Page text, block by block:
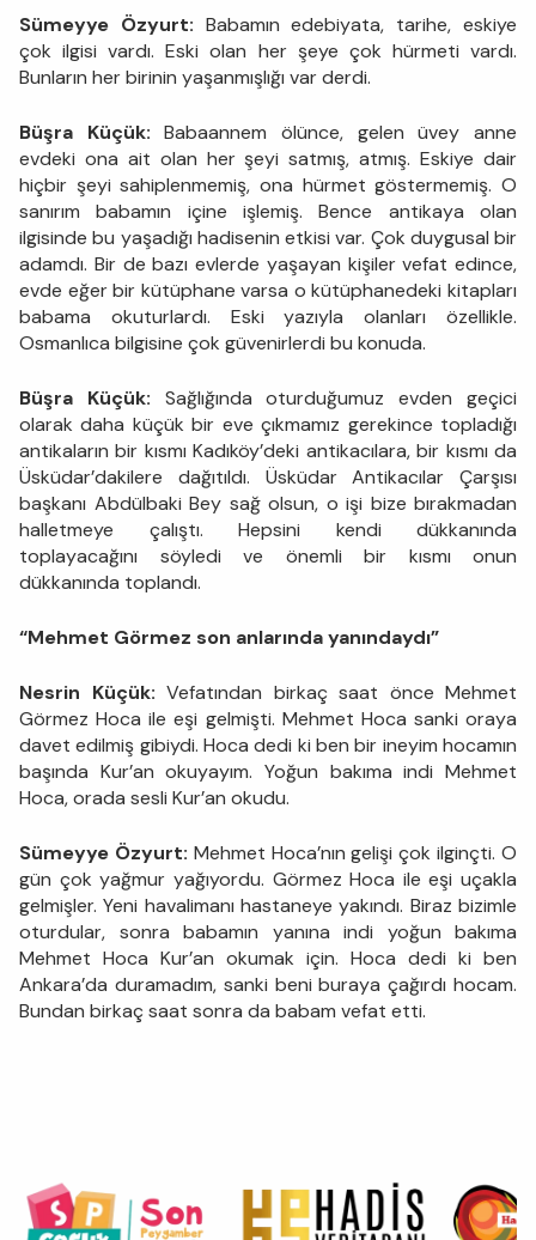
Sümeyye Özyurt: Babamın edebiyata, tarihe, eskiye
çok ilgisi vardı. Eski olan her şeye çok hürmeti vardı.
Bunların her birinin yaşanmışlığı var derdi.
Büşra Küçük: Babaannem ölünce, gelen üvey anne
evdeki ona ait olan her şeyi satmış, atmış. Eskiye dair
hiçbir şeyi sahiplenmemiş, ona hürmet göstermemiş. O
sanırım babamın içine işlemiş. Bence antikaya olan
ilgisinde bu yaşadığı hadisenin etkisi var. Çok duygusal bir
adamdı. Bir de bazı evlerde yaşayan kişiler vefat edince,
evde eğer bir kütüphane varsa o kütüphanedeki kitapları
babama okuturlardı. Eski yazıyla olanları özellikle.
Osmanlıca bilgisine çok güvenirlerdi bu konuda.
Büşra Küçük: Sağlığında oturduğumuz evden geçici
olarak daha küçük bir eve çıkmamız gerekince topladığı
antikaların bir kısmı Kadıköy’deki antikacılara, bir kısmı da
Üsküdar’dakilere dağıtıldı. Üsküdar Antikacılar Çarşısı
başkanı Abdülbaki Bey sağ olsun, o işi bize bırakmadan
halletmeye çalıştı. Hepsini kendi dükkanında
toplayacağını söyledi ve önemli bir kısmı onun
dükkanında toplandı.
“Mehmet Görmez son anlarında yanındaydı”
Nesrin Küçük: Vefatından birkaç saat önce Mehmet
Görmez Hoca ile eşi gelmişti. Mehmet Hoca sanki oraya
davet edilmiş gibiydi. Hoca dedi ki ben bir ineyim hocamın
başında Kur’an okuyayım. Yoğun bakıma indi Mehmet
Hoca, orada sesli Kur’an okudu.
Sümeyye Özyurt: Mehmet Hoca’nın gelişi çok ilginçti. O
gün çok yağmur yağıyordu. Görmez Hoca ile eşi uçakla
gelmişler. Yeni havalimanı hastaneye yakındı. Biraz bizimle
oturdular, sonra babamın yanına indi yoğun bakıma
Mehmet Hoca Kur’an okumak için. Hoca dedi ki ben
Ankara’da duramadım, sanki beni buraya çağırdı hocam.
Bundan birkaç saat sonra da babam vefat etti.